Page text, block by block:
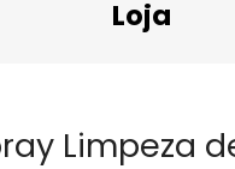
Loja
Limpeza